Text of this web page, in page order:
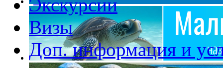
Экскурсии
Визы
Доп. информация и